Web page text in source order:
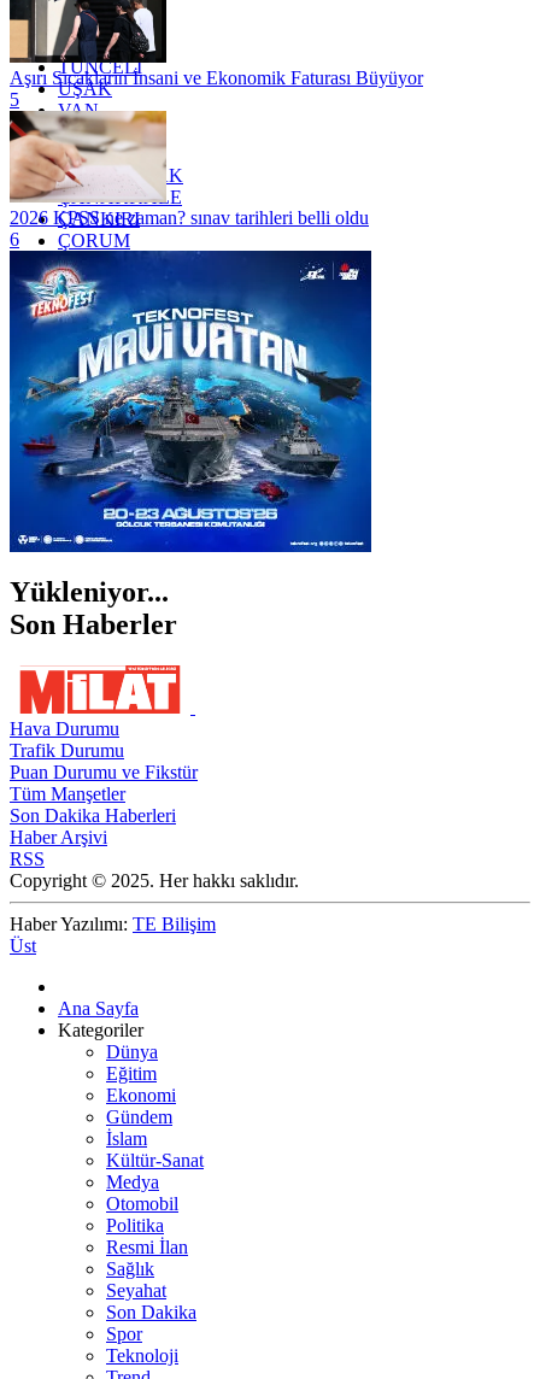
TOKAT
TRABZON
TUNCELİ
UŞAK
VAN
YALOVA
YOZGAT
ZONGULDAK
ÇANAKKALE
ÇANKIRI
ÇORUM
İSTANBUL
İZMİR
ŞANLIURFA
ŞIRNAK
Aşırı Sıcakların İnsani ve Ekonomik Faturası Büyüyor
5
2026 KPSS ne zaman? sınav tarihleri belli oldu
6
Yükleniyor...
Son Haberler
Hava Durumu
Trafik Durumu
Puan Durumu ve Fikstür
Tüm Manşetler
Son Dakika Haberleri
Haber Arşivi
RSS
Copyright © 2025. Her hakkı saklıdır.
Haber Yazılımı: TE Bilişim
Üst
Ana Sayfa
Kategoriler
Dünya
Eğitim
Ekonomi
Gündem
İslam
Kültür-Sanat
Medya
Otomobil
Politika
Resmi İlan
Sağlık
Seyahat
Son Dakika
Spor
Teknoloji